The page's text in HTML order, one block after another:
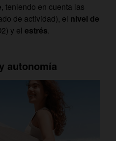
teniendo en cuenta las
de actividad), el nivel de
y el estrés.
autonomía